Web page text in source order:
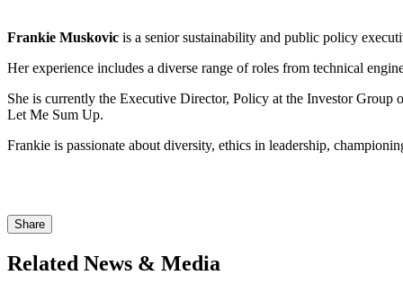
Frankie Muskovic​​​​‌ ‍ ​‍​‍‌‍ ‌ ​‍‌‍‍‌‌‍‌ ‌‍‍‌‌‍ ‍​‍​‍​ ‍‍​‍​‍‌ ​ ‌‍​‌‌‍ ‍‌‍‍‌‌ ‌​‌ ‍‌​‍ ‍‌‍‍‌‌‍ ​‍​‍​‍ ​​‍​‍‌‍‍​‌ ​‍‌‍‌‌‌‍‌‍​‍​‍​ ‍‍​‍​‍‌‍‍​‌ ‌​‌ ‌​‌ ​​​ ‍‍​‍ ​‍ ‌‍ ​‌‍ ‌‍​ ‌‍​‌‌‍ ​‌‍‍​‌‍ ‌ ​ ‌ ‌​​ ‍‍​ ​ ​ ​ ​ ​ ​ ​ ​‍ ‌‍‍‌‌‍ ‍‌ ‌​‌‍‌‌‌‍ ‍‌ ‌​​‍ ‌‍‌‌‌‍‌​‌‍‍‌‌ ‌​​‍ ‌‍ ‌‌‍ ‌‍‌​‌‍‌‌​ ‌‌ ​​‌ ​‍‌‍‌‌‌ ​ ‌‍‌‌‌‍ ‍‌ ‌​‌‍​‌‌ ‌​‌‍‍‌‌‍ ‌‍ ‍​ ‍ ‌‍‍‌‌‍‌​​ ‌​ ‌​‌‍​‌​ ‌‍​ ‍​‌‍‌‍​ ​ ​ ‍​​ ‌​​‍ ‌‌‍​‍‌‍​ ​ ‍​​ ‌‍​‍ ‌​ ‌​​ ‍‌​ ​​​ ​ ​‍ ‌‌‍​‌‌‍​‌​ ‍‌‌‍‌‍​‍ ‌‌‍‌‌​ ​ ​ ‍‌​ ‌​​ ‌‌‌‍‌‌​ ‌‌‌‍​‍‌‍‌​‌‍‌​​ ‌​‌‍‌‌​ ‍ ‌ ‌​‌ ‍‌‌ ​​‌‍‌‌​ ‌‌‍ ‍‌‍‌‌‌ ‌ ‌ ​ ​ ‍ ‌ ​​‌‍​‌‌ ‌​‌‍‍​​ ‌‌‍​ ‌‍ ‌‍ ‍‌ ‌​‌‍‌‌‌‍ ‍‌ ‌​​‍‌‌​ ‌‌‌​​‍‌‌ ‌‍‍ ‌‍‌‌‌ ‍‌​‍‌‌​ ​ ‌​‌​​‍‌‌​ ​ ‌​‌​​‍‌‌​ ​‍​ ​‍​ ‌ ​ ​​‌‍‌‌‌‍​‌​ ‍​‌‍​‍‌‍‌​​ ​​​ ‍​​ ​‌​ ​‍​ ‍‌​‍‌‌​ ​‍​ ​‍​‍‌‌​ ‌‌‌​‌​​‍ ‍‌‍​ ‌‍‍​‌‍‍‌‌‍ ​‌‍‌​‌ ​‍‌‍‌‌‌‍ ‍​‍‌‌​ ‌‌‌​​‍‌‌ ‌‍‍ ‌‍‌‌‌ ‍‌​‍‌‌​ ​ ‌​‌​​‍‌‌​ ​ ‌​‌​​‍‌‌​ ​‍​ ​‍​ ​​​ ‌ ‌‍​‌​ ‍​​ ‌ ‌‍‌‌‌‍‌​‌‍​ ‌‍​ ​ ​‌​ ‍​‌‍‌‌​‍‌‌​ ​‍​ ​‍​‍‌‌​ ‌‌‌​‌​​‍ ‍‌ ‌​‌‍‌‌‌ ‍​‌ ‌​​ ‌‍​‍‌‍​‌‌ ​ ‌‍‌‌‌‌‌‌‌ ​‍‌‍ ​​ ‌‌‍‍​‌ ‌​‌ ‌​‌ ​​​‍‌‌​ ​ ‌​​‌​‍‌‌​ ​‍‌​‌‍​‍‌‌​ ​‍‌​‌‍‌‍ ​‌‍ ‌‍​ ‌‍​‌‌‍ ​‌‍‍​‌‍ ‌ ​ ‌ ‌​​‍‌‌​ ​ ‌​​‌​ ​ ​ ​ ​ ​ ​ ​ ​‍‌‍‌‍‍‌‌‍‌​​ ‌​ ‌​‌‍​‌​ ‌‍​ ‍​‌‍‌‍​ ​ ​ ‍​​ ‌​​‍ ‌‌‍​‍‌‍​ ​ ‍​​ ‌‍​‍ ‌​ ‌​​ ‍‌​ ​​​ ​ ​‍ ‌‌‍​‌‌‍​‌​ ‍‌‌‍‌‍​‍ ‌‌‍‌‌​ ​ ​ ‍‌​ ‌​​ ‌‌‌‍‌‌​ ‌‌‌‍​‍‌‍‌​‌‍‌​​ ‌​‌‍‌‌​‍‌‍‌ ‌​‌ ‍‌‌ ​​‌‍‌‌​ ‌‌‍ ‍‌‍‌‌‌ ‌ ‌ ​ ​‍‌‍‌ ​​‌‍​‌‌ ‌​‌‍‍​​ ‌‌‍​ ‌‍ ‌‍ ‍‌ ‌​‌‍‌‌‌‍ ‍‌ ‌​​‍‌‌​ ‌‌‌​​‍‌‌ ‌‍‍ ‌‍‌‌‌ ‍‌​‍‌‌​ ​ ‌​‌​​‍‌‌​ ​ ‌​‌​​‍‌‌​ ​‍​ ​‍​ ‌ ​ ​​‌‍‌‌‌‍​‌​ ‍​‌‍​‍‌‍‌​​ ​​​ ‍​​ ​‌​ ​‍​ ‍‌​‍‌‌​ ​‍​ ​‍​‍‌‌​ ‌‌‌​‌​​‍ ‍‌‍​ ‌‍‍​‌‍‍‌‌‍ ​‌‍‌​‌ ​‍‌‍‌‌‌‍ ‍​‍‌‌​ ‌‌‌​​‍‌‌ ‌‍‍ ‌‍‌‌‌ ‍‌​‍‌‌​ ​ ‌​‌​​‍‌‌​ ​ ‌​‌​​‍‌‌​ ​‍​ ​‍​ ​​​ ‌ ‌‍​‌​ ‍​​ ‌ ‌‍‌‌‌‍‌​‌‍​ ‌‍​ ​ ​‌​ ‍​‌‍‌‌​‍‌‌​ ​‍​ ​‍​‍‌‌​ ‌‌‌​‌​​‍ ‍‌ ‌​‌‍‌‌‌ ‍​‌ ‌​​‍‌‍‌ ​​‌‍‌‌‌ ​‍‌ ​ ‌ ​​‌‍‌‌‌‍​ ‌ ‌​‌‍‍‌‌ ‌‍‌‍‌‌​ ‌‌ ​​‌ ‌‌‌‍​‍‌‍ ​‌‍‍‌‌ ​ ‌‍‍​‌‍‌‌‌‍‌​​‍​‍‌ ‌ is a senior sustainability and public policy executive with strong public policy skills and networks across
Her experience includes a diverse range of roles from technical engineering consulting and international development work, to
She is currently the Executive Director, Policy at the Investor
Let Me Sum Up.​​​​‌ ‍ ​‍​‍‌‍ ‌ ​‍‌‍‍‌‌‍‌ ‌‍‍‌‌‍ ‍​‍​‍​ ‍‍​‍​‍‌ ​ ‌‍​‌‌‍ ‍‌‍‍‌‌ ‌​‌ ‍‌​‍ ‍‌‍‍‌‌‍ ​‍​‍​‍ ​​‍​‍‌‍‍​‌ ​‍‌‍‌‌‌‍‌‍​‍​‍​ ‍‍​‍​‍‌‍‍​‌ ‌​‌ ‌​‌ ​​​ ‍‍​‍ ​‍ ‌‍ ​‌‍ ‌‍​ ‌‍​‌‌‍ ​‌‍‍​‌‍ ‌ ​ ‌ ‌​​ ‍‍​ ​ ​ ​ ​ ​ ​ ​ ​‍ ‌‍‍‌‌‍ ‍‌ ‌​‌‍‌‌‌‍ ‍‌ ‌​​‍ ‌‍‌‌‌‍‌​‌‍‍‌‌ ‌​​‍ ‌‍ ‌‌‍ ‌‍‌​‌‍‌‌​ ‌‌ ​​‌ ​‍‌‍‌‌‌ ​ ‌‍‌‌‌‍ ‍‌ ‌​‌‍​‌‌ ‌​‌‍‍‌‌‍ ‌‍ ‍​ ‍ ‌‍‍‌‌‍‌​​ ‌​ ‌​‌‍​‌​ ‌‍​ ‍​‌‍‌‍​ ​ ​ ‍​​ ‌​​‍ ‌‌‍​‍‌‍​ ​ ‍​​ ‌‍​‍ ‌​ ‌​​ ‍‌​ ​​​ ​ ​‍ ‌‌‍​‌‌‍​‌​ ‍‌‌‍‌‍​‍ ‌‌‍‌‌​ ​ ​ ‍‌​ ‌​​ ‌‌‌‍‌‌​ ‌‌‌‍​‍‌‍‌​‌‍‌​​ ‌​‌‍‌‌​ ‍ ‌ ‌​‌ ‍‌‌ ​​‌‍‌‌​ ‌‌‍ ‍‌‍‌‌‌ ‌ ‌ ​ ​ ‍ ‌ ​​‌‍​‌‌ ‌​‌‍‍​​ ‌‌‍​ ‌‍ ‌‍ ‍‌ ‌​‌‍‌‌‌‍ ‍‌ ‌​​‍‌‌​ ‌‌‌​​‍‌‌ ‌‍‍ ‌‍‌‌‌ ‍‌​‍‌‌​ ​ ‌​‌​​‍‌‌​ ​ ‌​‌​​‍‌‌​ ​‍​ ​‍‌‍‌​‌‍​‍‌‍​‌​ ‌​‌‍‌‍‌‍​ ‌‍​ ​ ​ ​ ‌‍​ ​ ​ ‌‌​ ​​​‍‌‌​ ​‍​ ​‍​‍‌‌​ ‌‌‌​‌​​‍ ‍‌‍​ ‌‍‍​‌‍‍‌‌‍ ​‌‍‌​‌ ​‍‌‍‌‌‌‍ ‍​‍‌‌​ ‌‌‌​​‍‌‌ ‌‍‍ ‌‍‌‌‌ ‍‌​‍‌‌​ ​ ‌​‌​​‍‌‌​ ​ ‌​‌​​‍‌‌​ ​‍​ ​‍​ ​ ​ ‌​​ ‍​​ ​ ​ ‌ ​ ‌‌​ ‍​‌‍​‌‌‍​ ​ ​​​ ‌‍​ ‌‌​‍‌‌​ ​‍​ ​‍​‍‌‌​ ‌‌‌​‌​​‍ ‍‌ ‌​‌‍‌‌‌ ‍​‌ ‌​​ ‌‍​‍‌‍​‌‌ ​ ‌‍‌‌‌‌‌‌‌ ​‍‌‍ ​​ ‌‌‍‍​‌ ‌​‌ ‌​‌ ​​​‍‌‌​ ​ ‌​​‌​‍‌‌​ ​‍‌​‌‍​‍‌‌​ ​‍‌​‌‍‌‍ ​‌‍ ‌‍​ ‌‍​‌‌‍ ​‌‍‍​‌‍ ‌ ​ ‌ ‌​​‍‌‌​ ​ ‌​​‌​ ​ ​ ​ ​ ​ ​ ​ ​‍‌‍‌‍‍‌‌‍‌​​ ‌​ ‌​‌‍​‌​ ‌‍​ ‍​‌‍‌‍​ ​ ​ ‍​​ ‌​​‍ ‌‌‍​‍‌‍​ ​ ‍​​ ‌‍​‍ ‌​ ‌​​ ‍‌​ ​​​ ​ ​‍ ‌‌‍​‌‌‍​‌​ ‍‌‌‍‌‍​‍ ‌‌‍‌‌​ ​ ​ ‍‌​ ‌​​ ‌‌‌‍‌‌​ ‌‌‌‍​‍‌‍‌​‌‍‌​​ ‌​‌‍‌‌​‍‌‍‌ ‌​‌ ‍‌‌ ​​‌‍‌‌​ ‌‌‍ ‍‌‍‌‌‌ ‌ ‌ ​ ​‍‌‍‌ ​​‌‍​‌‌ ‌​‌‍‍​​ ‌‌‍​ ‌‍ ‌‍ ‍‌ ‌​‌‍‌‌‌‍ ‍‌ ‌​​‍‌‌​ ‌‌‌​​‍‌‌ ‌‍‍ ‌‍‌‌‌ ‍‌​‍‌‌​ ​ ‌​‌​​‍‌‌​ ​ ‌​‌​​‍‌‌​ ​‍​ ​‍‌‍‌​‌‍​‍‌‍​‌​ ‌​‌‍‌‍‌‍​ ‌‍​ ​ ​ ​ ‌‍​ ​ ​ ‌‌​ ​​​‍‌‌​ ​‍​ ​‍​‍‌‌​ ‌‌‌​‌​​‍ ‍‌‍​ ‌‍‍​‌‍‍‌‌‍ ​‌‍‌​‌ ​‍‌‍‌‌‌‍ ‍​‍‌‌​ ‌‌‌​​‍‌‌ ‌‍‍ ‌‍‌‌‌ ‍‌​‍‌‌​ ​ ‌​‌​​‍‌‌​ ​ ‌​‌​​‍‌‌​ ​‍​ ​‍​ ​ ​ ‌​​ ‍​​ ​ ​ ‌ ​ ‌‌​ ‍​‌‍​‌‌‍​ ​ ​​​ ‌‍​ ‌‌​‍‌‌​ ​‍​ ​‍​‍‌‌​ ‌‌‌​‌​​‍ ‍‌ ‌​‌‍‌‌‌ ‍​‌ ‌​​‍‌‍‌ ​​‌‍‌‌‌ ​‍‌ ​ ‌ ​​‌‍‌‌‌‍​ ‌ ‌​‌‍‍‌‌ ‌‍‌‍‌‌​ ‌‌ ​​‌ ‌‌‌‍​‍‌‍ ​‌‍‍‌‌ ​ ‌‍‍​‌‍‌‌‌‍‌​​‍​‍‌ ‌
Frankie is passionate about diversity, ethics in leadership, championing social justice issues and advocating ambitious public policy to
Share
Related News & Media